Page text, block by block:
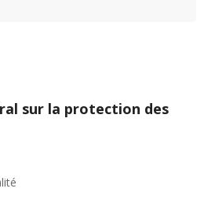
sur la protection des